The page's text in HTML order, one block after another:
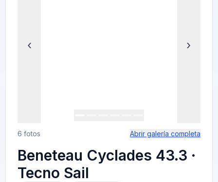
‹ ›
6 fotos Abrir galería completa
Beneteau Cyclades 43.3 ·
Tecno Sail